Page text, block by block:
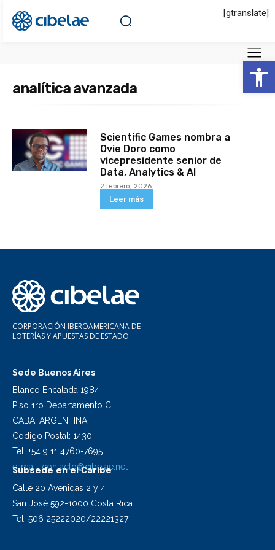
Abrir
[gtranslate]
analítica avanzada
Scientific Games nombra a
Ovie Doro como
vicepresidente senior de
Data, Analytics & AI
2 febrero, 2026
Leer más
CORPORACIÓN IBEROAMERICANA DE
LOTERÍAS Y APUESTAS DE ESTADO
Sede Buenos Aires
Blanco Encalada 1984
Piso 1ro Departamento C
CABA, ARGENTINA
Codigo Postal: 1430
Tel: +54 9 11 4760-7695
e-mail: contacto@cibelae.net
Subsede en el Caribe
Calle 20 Avenidas 2 y 4
San José 592-1000 Costa Rica
Tel: 506 25222020/22221327